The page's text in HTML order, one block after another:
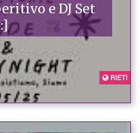
e DJ Set
RIETI